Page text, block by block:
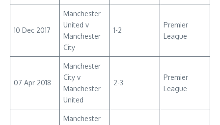
10 Dec 2017
Manchester
United v
Manchester
City
1-2
Premier
League
07 Apr 2018
Manchester
City v
Manchester
United
2-3
Premier
League
Manchester